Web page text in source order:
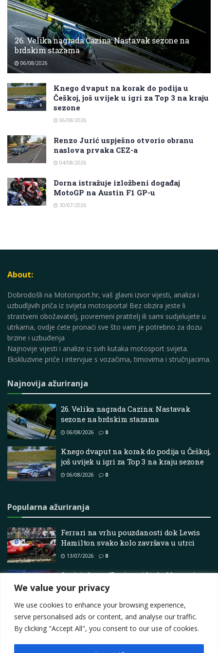
We value your privacy
We use cookies to enhance your browsing experience,
serve personalised ads or content, and analyse our traffic.
By clicking "Accept All", you consent to our use of cookies.
26. Velika nagrada Cazina: Nastavak sezone na
brdskim stazama
06/08/2026
Knego dvaput na korak do podija u
Češkoj, još uvijek u igri za Top 3 na kraju
sezone
06/08/2026
Renzo Jurić uspješno otvorio obranu
naslova prvaka CEZ-a
04/08/2026
Dorna istražuje izložbeni događaj
MotoGP na Austin F1 GP-u
30/07/2026
About:
Dobrodošli na Motorsport.hr, vaš glavni izvor vijesti, analiza i
uzbudljivih priča iz svijeta motosporta! Bez obzira jeste li
strastveni obožavatelj, povremeni pratitelj ili sami sudjelujete u
utrkama, ovdje ćete pronaći sve što vam je potrebno za dozu
brzine i uzbuđenja
Najnovije vijesti i analize iz svih kutaka motosport svijeta.
Ekskluzivne priče i intervjue s vozačima, timovima i stručnjacima.
Najnovija ažuriranja
26. Velika nagrada Cazina: Nastavak
sezone na brdskim stazama
06/08/2026 0
Knego dvaput na korak do podija u Češkoj,
još uvijek u igri za Top 3 na kraju sezone
06/08/2026 0
Popularna ažuriranja
Ferrari na vrhu pouzdanosti dok Lewis
Hamilton svako kolo završava u utrci
13/07/2026 0
Ovaj tjedan u iRacingu | 21. do 26. srpnja
2026.